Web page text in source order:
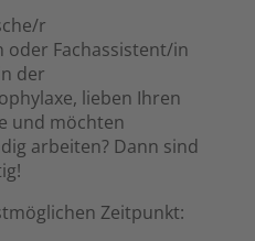
r
oder Fachassistent/in
der
lieben Ihren
und möchten
arbeiten? Dann sind
Zeitpunkt: